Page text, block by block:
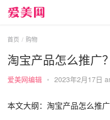
首页 购物
淘宝产品怎么推广
爱美网编辑 • 2023年2月17日
本文大纲：淘宝产品怎么推